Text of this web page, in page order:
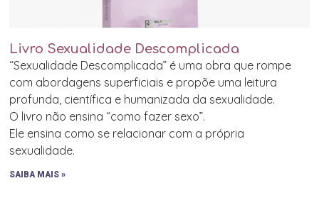
Livro Sexualidade Descomplicada
“Sexualidade Descomplicada” é uma obra que rompe
com abordagens superficiais e propõe uma leitura
profunda, científica e humanizada da sexualidade.
O livro não ensina “como fazer sexo”.
Ele ensina como se relacionar com a própria
sexualidade.
SAIBA MAIS »